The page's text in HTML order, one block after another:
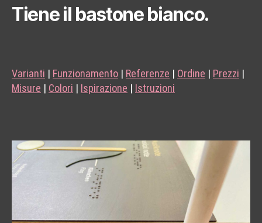
Tiene il bastone bianco.
Varianti | Funzionamento | Referenze | Ordine | Prezzi |
Misure | Colori | Ispirazione | Istruzioni